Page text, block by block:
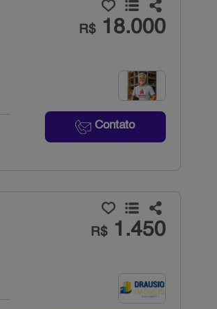
R$18.000
Contato
R$1.450